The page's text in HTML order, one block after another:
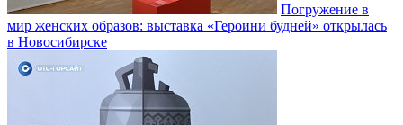
Погружение в
мир женских образов: выставка «Героини будней» открылась
в Новосибирске